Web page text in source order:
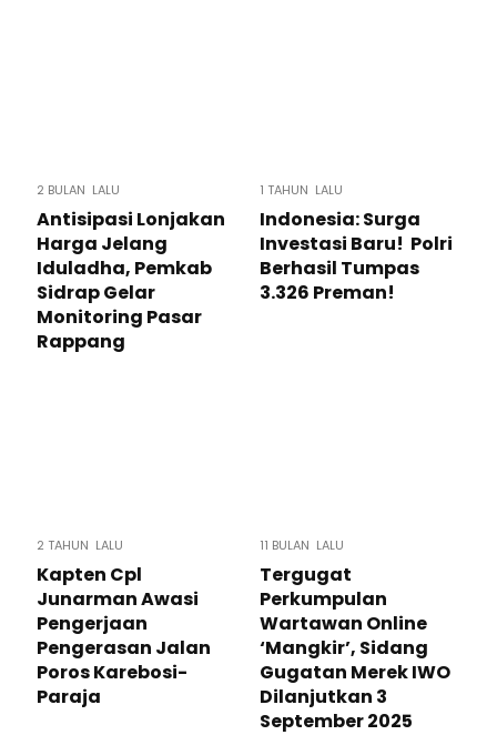
2 BULAN LALU
Antisipasi Lonjakan
Harga Jelang
Iduladha, Pemkab
Sidrap Gelar
Monitoring Pasar
Rappang
1 TAHUN LALU
Indonesia: Surga
Investasi Baru! Polri
Berhasil Tumpas
3.326 Preman!
2 TAHUN LALU
Kapten Cpl
Junarman Awasi
Pengerjaan
Pengerasan Jalan
Poros Karebosi-
Paraja
11 BULAN LALU
Tergugat
Perkumpulan
Wartawan Online
‘Mangkir’, Sidang
Gugatan Merek IWO
Dilanjutkan 3
September 2025